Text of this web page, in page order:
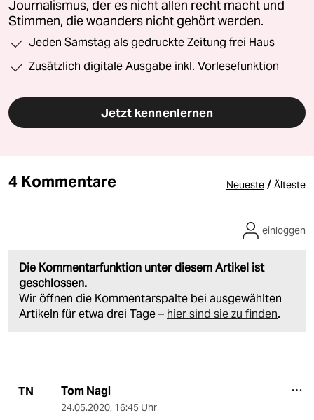
Journalismus, der es nicht allen recht macht und
Stimmen, die woanders nicht gehört werden.
Jeden Samstag als gedruckte Zeitung frei Haus
Zusätzlich digitale Ausgabe inkl. Vorlesefunktion
Jetzt kennenlernen
4 Kommentare Neueste / Älteste
Die Kommentarfunktion unter diesem Artikel ist
geschlossen.
Wir öffnen die Kommentarspalte bei ausgewählten
Artikeln für etwa drei Tage – hier sind sie zu finden.
einloggen
TN Tom Nagl
24.05.2020, 16:45 Uhr